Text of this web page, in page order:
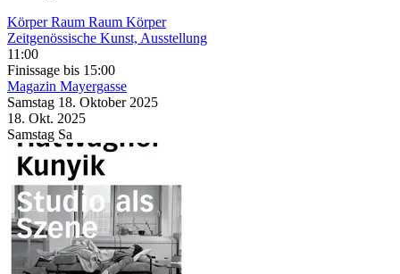
Körper Raum Raum Körper
Zeitgenössische Kunst, Ausstellung
11:00
Finissage bis 15:00
Magazin Mayergasse
Samstag 18. Oktober2025
18. Okt. 2025
Samstag Sa